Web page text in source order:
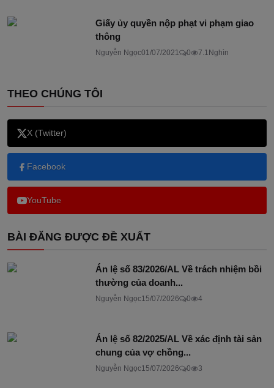
Giấy ủy quyền nộp phạt vi phạm giao
thông
Nguyễn Ngọc01/07/2021 0 7.1Nghìn
THEO CHÚNG TÔI
X (Twitter)
Facebook
YouTube
BÀI ĐĂNG ĐƯỢC ĐỀ XUẤT
Án lệ số 83/2026/AL Về trách nhiệm bồi
thường của doanh...
Nguyễn Ngọc15/07/2026 0 4
Án lệ số 82/2025/AL Về xác định tài sản
chung của vợ chồng...
Nguyễn Ngọc15/07/2026 0 3